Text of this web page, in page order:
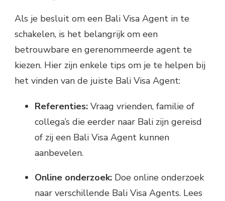
Als je besluit om een Bali Visa Agent in te
schakelen, is het belangrijk om een
betrouwbare en gerenommeerde agent te
kiezen. Hier zijn enkele tips om je te helpen bij
het vinden van de juiste Bali Visa Agent:
Referenties: Vraag vrienden, familie of
collega’s die eerder naar Bali zijn gereisd
of zij een Bali Visa Agent kunnen
aanbevelen.
Online onderzoek: Doe online onderzoek
naar verschillende Bali Visa Agents. Lees